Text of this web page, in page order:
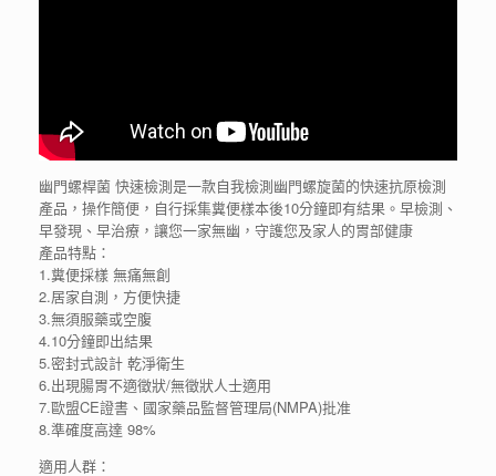
幽門螺桿菌 快速檢測是一款自我檢測幽門螺旋菌的快速抗原檢測
產品，操作簡便，自行採集糞便樣本後10分鐘即有結果。早檢測、
早發現、早治療，讓您一家無幽，守護您及家人的胃部健康
產品特點：
1.糞便採樣 無痛無創
2.居家自測，方便快捷
3.無須服藥或空腹
4.10分鐘即出結果
5.密封式設計 乾淨衛生
6.出現腸胃不適徵狀/無徵狀人士適用
7.歐盟CE證書、國家藥品監督管理局(NMPA)批准
8.準確度高達 98%
適用人群：